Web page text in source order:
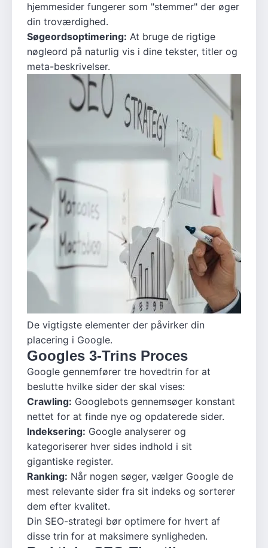
hjemmesider fungerer som "stemmer" der øger
din troværdighed.
Søgeordsoptimering: At bruge de rigtige
nøgleord på naturlig vis i dine tekster, titler og
meta-beskrivelser.
De vigtigste elementer der påvirker din
placering i Google.
Googles 3-Trins Proces
Google gennemfører tre hovedtrin for at
beslutte hvilke sider der skal vises:
Crawling: Googlebots gennemsøger konstant
nettet for at finde nye og opdaterede sider.
Indeksering: Google analyserer og
kategoriserer hver sides indhold i sit
gigantiske register.
Ranking: Når nogen søger, vælger Google de
mest relevante sider fra sit indeks og sorterer
dem efter kvalitet.
Din SEO-strategi bør optimere for hvert af
disse trin for at maksimere synligheden.